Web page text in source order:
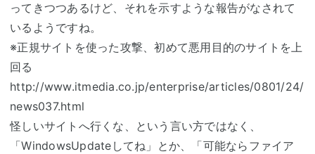
ってきつつあるけど、それを示すような報告がなされて
いるようですね。
※正規サイトを使った攻撃、初めて悪用目的のサイトを上
回る
http://www.itmedia.co.jp/enterprise/articles/0801/24/
news037.html
怪しいサイトへ行くな、という言い方ではなく、
「WindowsUpdateしてね」とか、「可能ならファイア